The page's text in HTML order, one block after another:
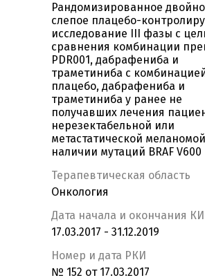
Рандомизированное
слепое плацебо-
исследование III фазы с
сравнения комбинации
PDR001, дабрафениба и
траметиниба с
плацебо, дабрафениба и
траметиниба у ранее не
получавших лечения
нерезектабельной или
метастатической
наличии мутаций BRAF V600
Терапевтическая область
Онкология
Дата начала и окончания КИ
17.03.2017 - 31.12.2019
Номер и дата РКИ
№ 152 от 17.03.2017